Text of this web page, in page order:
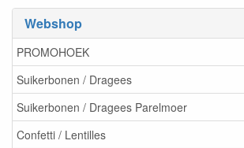
Webshop
PROMOHOEK
Suikerbonen / Dragees
Suikerbonen / Dragees Parelmoer
Confetti / Lentilles